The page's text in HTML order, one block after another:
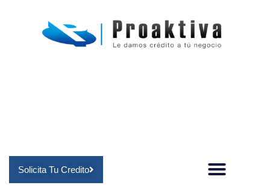
Solicita Tu Credito